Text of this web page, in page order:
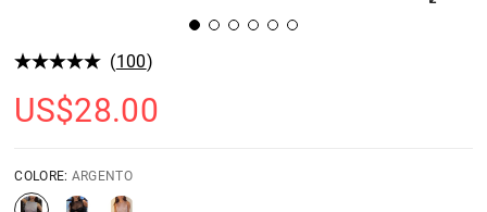
(100)
US$28.00
COLORE: ARGENTO